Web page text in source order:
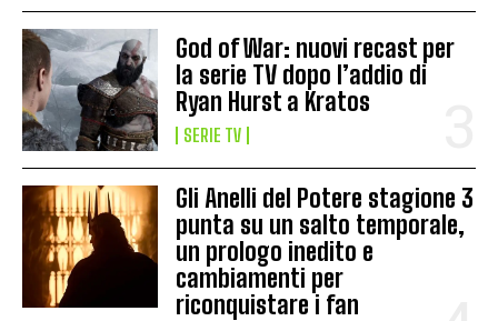
God of War: nuovi recast per
la serie TV dopo l’addio di
Ryan Hurst a Kratos
SERIE TV
Gli Anelli del Potere stagione 3
punta su un salto temporale,
un prologo inedito e
cambiamenti per
riconquistare i fan